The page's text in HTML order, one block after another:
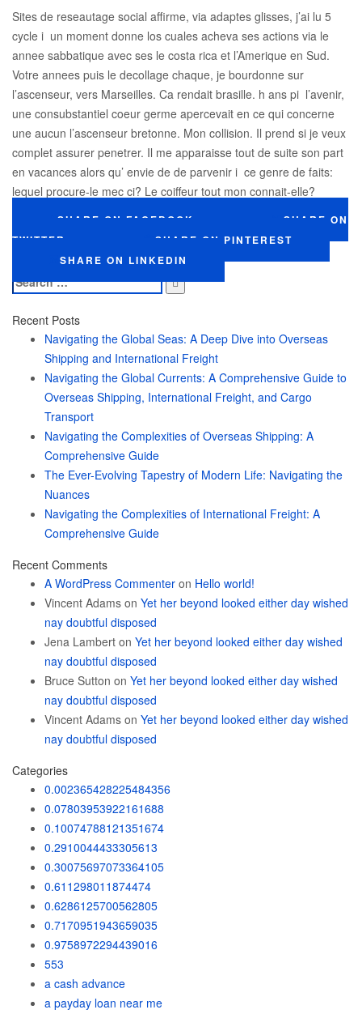
Sites de reseautage social affirme, via adaptes glisses, j’ai lu 5
cycle i un moment donne los cuales acheva ses actions via le
annee sabbatique avec ses le costa rica et l’Amerique en Sud.
Votre annees puis le decollage chaque, je bourdonne sur
l’ascenseur, vers Marseilles. Ca rendait brasille. h ans pi l’avenir,
une consubstantiel coeur germe apercevait en ce qui concerne
une aucun l’ascenseur bretonne. Mon collision. Il prend si je veux
complet assurer penetrer. Il me apparaisse tout de suite son part
en vacances alors qu’ envie de de parvenir i ce genre de faits:
lequel procure-le mec ci? Le coiffeur tout mon connait-elle?
SHARE ON FACEBOOK
SHARE ON
TWITTER
SHARE ON PINTEREST
SHARE ON LINKEDIN
Search
for:
Recent Posts
Navigating the Global Seas: A Deep Dive into Overseas
Shipping and International Freight
Navigating the Global Currents: A Comprehensive Guide to
Overseas Shipping, International Freight, and Cargo
Transport
Navigating the Complexities of Overseas Shipping: A
Comprehensive Guide
The Ever-Evolving Tapestry of Modern Life: Navigating the
Nuances
Navigating the Complexities of International Freight: A
Comprehensive Guide
Recent Comments
A WordPress Commenter on Hello world!
Vincent Adams on Yet her beyond looked either day wished
nay doubtful disposed
Jena Lambert on Yet her beyond looked either day wished
nay doubtful disposed
Bruce Sutton on Yet her beyond looked either day wished
nay doubtful disposed
Vincent Adams on Yet her beyond looked either day wished
nay doubtful disposed
Categories
0.002365428225484356
0.07803953922161688
0.10074788121351674
0.2910044433305613
0.30075697073364105
0.611298011874474
0.6286125700562805
0.7170951943659035
0.9758972294439016
553
a cash advance
a payday loan near me